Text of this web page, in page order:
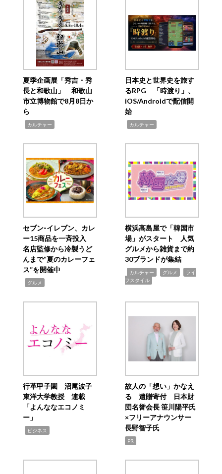
夏季企画展「秀吉・秀
長と和歌山」 和歌山
市立博物館で8月8日か
ら
カルチャー
日本史と世界史を旅す
るRPG 「時渡り」、
iOS/Androidで配信開
始
カルチャー
セブン‐イレブン、カレ
ー15商品を一斉投入
名店監修から冷製うど
んまで“夏のカレーフェ
ス”を開催中
グルメ
横浜高島屋で「韓国市
場」がスタート 人気
グルメから雑貨まで約
30ブランドが集結
カルチャー グルメ
ライ
フスタイル
行革甲子園 沼尾波子
東洋大学教授 連載
「よんななエコノミ
ー」
ビジネス
故人の「想い」かなえ
る 遺贈寄付 日本財
団名誉会長 笹川陽平氏
×フリーアナウンサー
長野智子氏
PR